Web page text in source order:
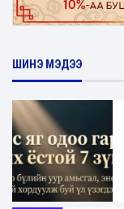
ШИНЭ МЭДЭЭ